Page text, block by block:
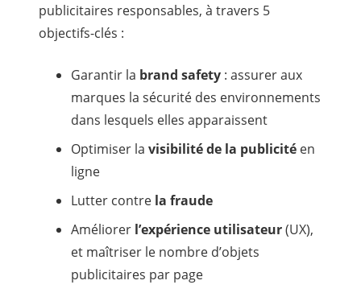
publicitaires responsables, à travers 5
objectifs-clés :
Garantir la brand safety : assurer aux
marques la sécurité des environnements
dans lesquels elles apparaissent
Optimiser la visibilité de la publicité en
ligne
Lutter contre la fraude
Améliorer l’expérience utilisateur(UX),
et maîtriser le nombre d’objets
publicitaires par page